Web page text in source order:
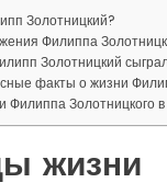
Золотницкий?
Филиппа
Золотницкий
факты о жизни
Филиппа Золотницкого
жизни